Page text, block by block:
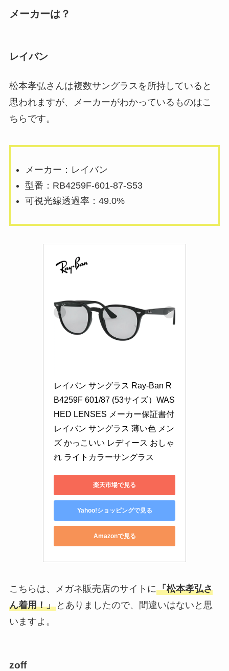
メーカーは？
レイバン
松本孝弘さんは複数サングラスを所持していると
思われますが、メーカーがわかっているものはこ
ちらです。
メーカー：レイバン
型番：RB4259F-601-87-S53
可視光線透過率：49.0%
レイバン サングラス Ray-Ban R
B4259F 601/87 (53サイズ）WAS
HED LENSES メーカー保証書付
レイバン サングラス 薄い色 メン
ズ かっこいい レディース おしゃ
れ ライトカラーサングラス
楽天市場で見る
Yahoo!ショッピングで見る
Amazonで見る
こちらは、メガネ販売店のサイトに「松本孝弘さ
ん着用！」とありましたので、間違いはないと思
いますよ。
zoff